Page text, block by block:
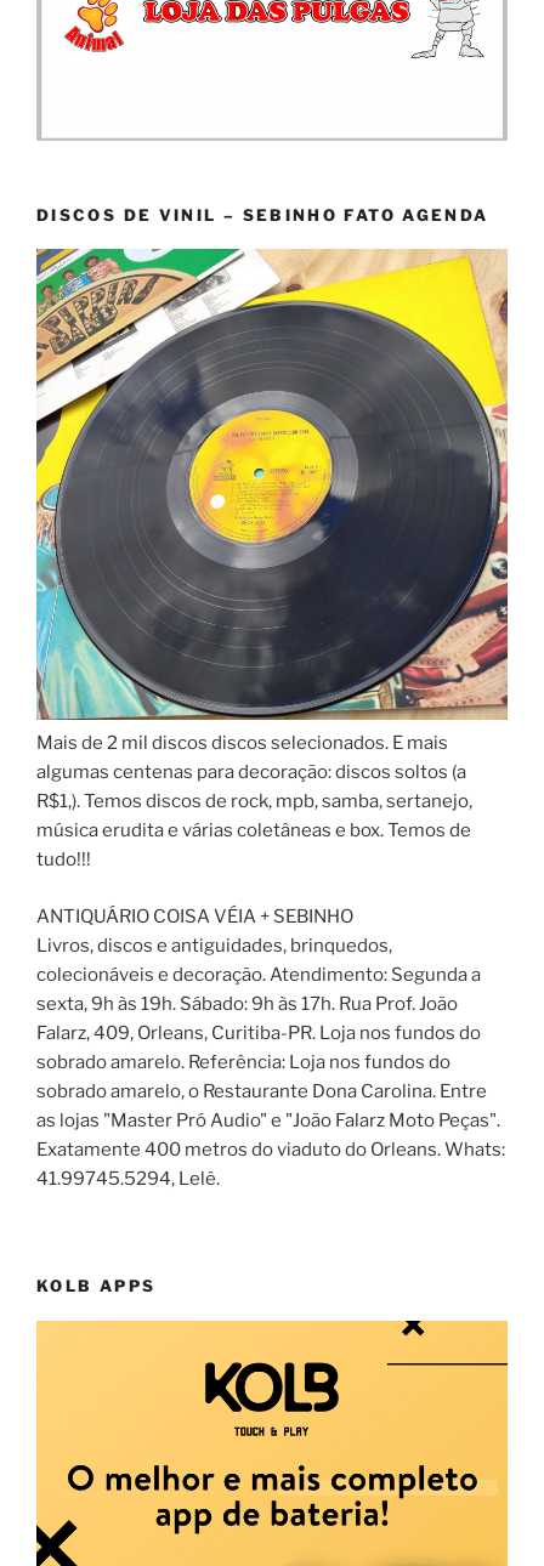
DISCOS DE VINIL – SEBINHO FATO AGENDA
Mais de 2 mil discos discos selecionados. E mais
algumas centenas para decoração: discos soltos (a
R$1,). Temos discos de rock, mpb, samba, sertanejo,
música erudita e várias coletâneas e box. Temos de
tudo!!!
ANTIQUÁRIO COISA VÉIA + SEBINHO
Livros, discos e antiguidades, brinquedos,
colecionáveis e decoração. Atendimento: Segunda a
sexta, 9h às 19h. Sábado: 9h às 17h. Rua Prof. João
Falarz, 409, Orleans, Curitiba-PR. Loja nos fundos do
sobrado amarelo. Referência: Loja nos fundos do
sobrado amarelo, o Restaurante Dona Carolina. Entre
as lojas "Master Pró Audio" e "João Falarz Moto Peças".
Exatamente 400 metros do viaduto do Orleans. Whats:
41.99745.5294, Lelê.
KOLB APPS